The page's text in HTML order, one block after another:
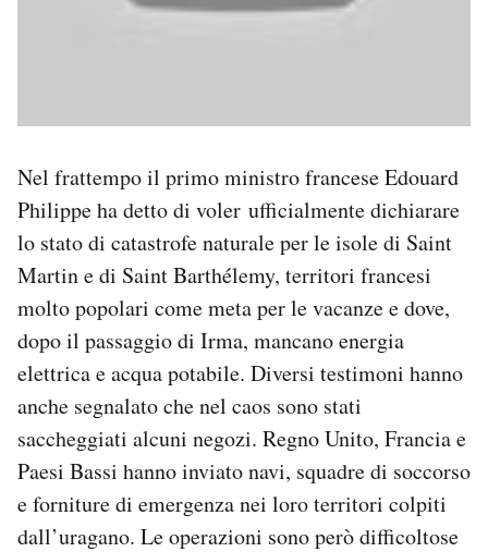
Nel frattempo il primo ministro francese Edouard
Philippe ha detto di voler ufficialmente dichiarare
lo stato di catastrofe naturale per le isole di Saint
Martin e di Saint Barthélemy, territori francesi
molto popolari come meta per le vacanze e dove,
dopo il passaggio di Irma, mancano energia
elettrica e acqua potabile. Diversi testimoni hanno
anche segnalato che nel caos sono stati
saccheggiati alcuni negozi. Regno Unito, Francia e
Paesi Bassi hanno inviato navi, squadre di soccorso
e forniture di emergenza nei loro territori colpiti
dall’uragano. Le operazioni sono però difficoltose